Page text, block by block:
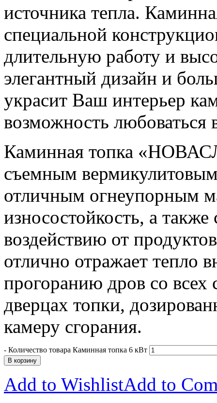
источника тепла.
специальной
длительную работу и
элегантный дизайн и
украсит Ваш интерьер
возможность
Каминная топка
съемным
отличным огнеупорным
износостойкость, а
воздействию от
отлично отражает тепло
прогоранию дров со
дверцах топки,
камеру сгорания.
- Количество товара Каминная топка 6 кВт
В корзину
Add to WishlistAdd to